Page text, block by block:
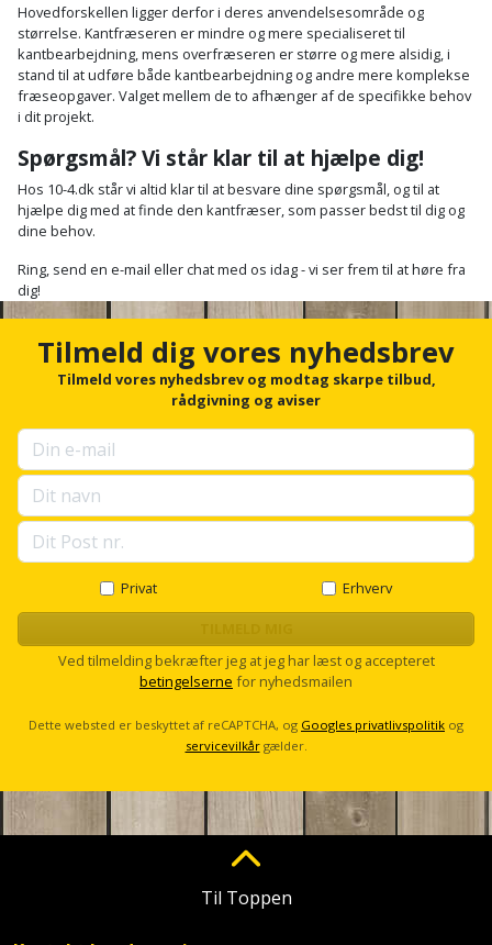
Sømpistol
Sømpistoltilbehør
Spånsuger
Stiftepistol
Stiksav
Stiksavsklinge
Støvsugertilbehør
Svejseværk
og
svejsemaskine
Tagpladeværktøj
Trekantsliber
Trekantslibertilbehør
Varmepistol
Velux
gardin
Hovedforskellen ligger derfor i deres anvendelsesområde og
størrelse. Kantfræseren er mindre og mere specialiseret til
kantbearbejdning, mens overfræseren er større og mere alsidig, i
stand til at udføre både kantbearbejdning og andre mere komplekse
fræseopgaver. Valget mellem de to afhænger af de specifikke behov
i dit projekt.
Spørgsmål? Vi står klar til at hjælpe dig!
Hos 10-4.dk står vi altid klar til at besvare dine spørgsmål, og til at
hjælpe dig med at finde den kantfræser, som passer bedst til dig og
dine behov.
Ring, send en e-mail eller chat med os idag - vi ser frem til at høre fra
dig!
Tilmeld dig vores nyhedsbrev
Tilmeld vores nyhedsbrev og modtag skarpe tilbud,
rådgivning og aviser
Privat Erhverv
Ved tilmelding bekræfter jeg at jeg har læst og accepteret
betingelserne for nyhedsmailen
Dette websted er beskyttet af reCAPTCHA, og Googles privatlivspolitik og
servicevilkårgælder.
Til Toppen